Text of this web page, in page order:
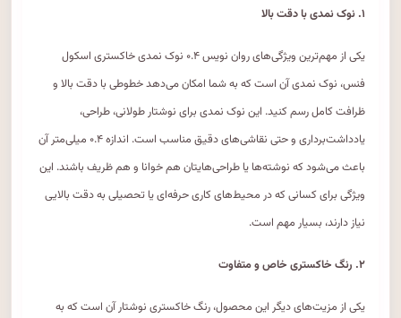
۱. نوک نمدی با دقت بالا
یکی از مهم‌ترین ویژگی‌های روان نویس ۰.۴ نوک نمدی خاکستری اسکول
فنس، نوک نمدی آن است که به شما امکان می‌دهد خطوطی با دقت بالا و
ظرافت کامل رسم کنید. این نوک نمدی برای نوشتار طولانی، طراحی،
یادداشت‌برداری و حتی نقاشی‌های دقیق مناسب است. اندازه ۰.۴ میلی‌متر آن
باعث می‌شود که نوشته‌ها یا طراحی‌هایتان هم خوانا و هم ظریف باشند. این
ویژگی برای کسانی که در محیط‌های کاری حرفه‌ای یا تحصیلی به دقت بالایی
نیاز دارند، بسیار مهم است.
۲. رنگ خاکستری خاص و متفاوت
یکی از مزیت‌های دیگر این محصول، رنگ خاکستری نوشتار آن است که به